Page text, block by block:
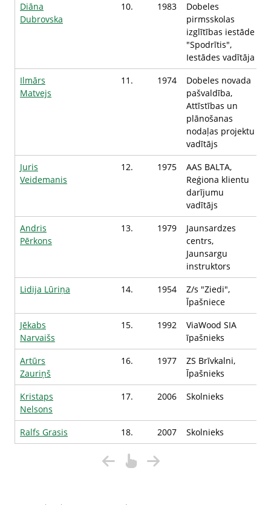
Diāna
Dubrovska
10. 1983
Dobeles
pirmsskolas
izglītības iestāde
"Spodrītis",
Iestādes vadītāja
Ilmārs
Matvejs
11. 1974
Dobeles novada
pašvaldība,
Attīstības un
plānošanas
nodaļas projektu
vadītājs
Juris
Veidemanis
12. 1975
AAS BALTA,
Reģiona klientu
darījumu
vadītājs
Andris
Pērkons
13. 1979
Jaunsardzes
centrs,
Jaunsargu
instruktors
Lidija Lūriņa
14. 1954
Z/s "Ziedi",
Īpašniece
Jēkabs
Narvaišs
15. 1992
ViaWood SIA
īpašnieks
Artūrs
Zauriņš
16. 1977
ZS Brīvkalni,
Īpašnieks
Kristaps
Nelsons
17. 2006 Skolnieks
Ralfs Grasis 18. 2007 Skolnieks